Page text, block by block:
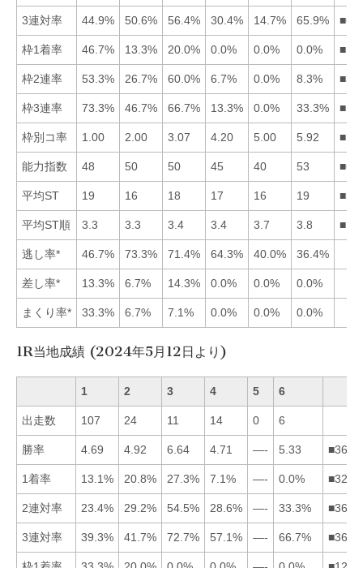
3連対率 44.9% 50.6% 56.4% 30.4% 14.7% 65.9%
枠1着率 46.7% 13.3% 20.0% 0.0% 0.0% 0.0%
枠2連率 53.3% 26.7% 60.0% 6.7% 0.0% 8.3%
枠3連率 73.3% 46.7% 66.7% 13.3% 0.0% 33.3%
枠別コ率 1.00 2.00 3.07 4.20 5.00 5.92
能力指数 48 50 50 45 40 53
平均ST 19 16 18 17 16 19
平均ST順 3.3 3.3 3.4 3.4 3.7 3.8
逃し率* 46.7% 73.3% 71.4% 64.3% 40.0% 36.4%
差し率* 13.3% 6.7% 14.3% 0.0% 0.0% 0.0%
まくり率* 33.3% 6.7% 7.1% 0.0% 0.0% 0.0%
1R当地成績 (2024年5月12日より)
1 2 3 4 5 6
出走数 107 24 11 14 0 6
勝率 4.69 4.92 6.64 4.71 —- 5.33
1着率 13.1% 20.8% 27.3% 7.1% —- 0.0%
2連対率 23.4% 29.2% 54.5% 28.6% —- 33.3%
3連対率 39.3% 41.7% 72.7% 57.1% —- 66.7%